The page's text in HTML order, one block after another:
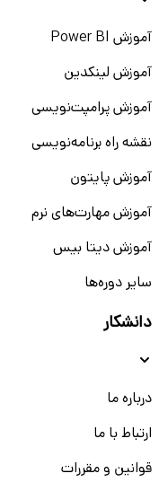
آموزش Power BI
آموزش لینکدین
آموزش پرامپت‌نویسی
نقشه راه برنامه‌نویسی
آموزش پایتون
آموزش مهارت‌های نرم
آموزش دیتا بیس
سایر دوره‌ها
دانشکار
درباره ما
ارتباط با ما
قوانین و مقررات